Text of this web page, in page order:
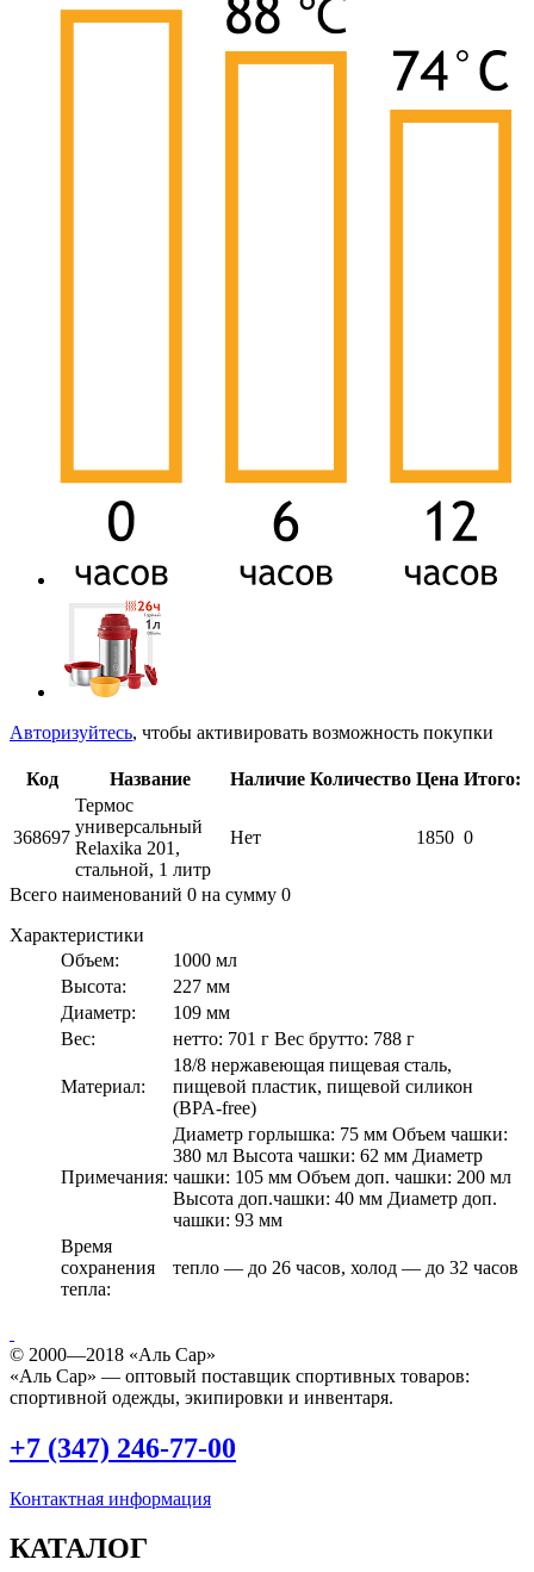
Авторизуйтесь, чтобы активировать возможность покупки
Код Название Наличие Количество Цена Итого:
368697
Термос
универсальный
Relaxika 201,
стальной, 1 литр
Нет 1850 0
Всего наименований 0 на сумму 0
Характеристики
Объем:
1000 мл
Высота:
227 мм
Диаметр:
109 мм
Вес:
нетто: 701 г Вес брутто: 788 г
Материал:
18/8 нержавеющая пищевая сталь,
пищевой пластик, пищевой силикон
(BPA-free)
Примечания:
Диаметр горлышка: 75 мм Объем чашки:
380 мл Высота чашки: 62 мм Диаметр
чашки: 105 мм Объем доп. чашки: 200 мл
Высота доп.чашки: 40 мм Диаметр доп.
чашки: 93 мм
Время
сохранения
тепла:
тепло — до 26 часов, холод — до 32 часов
© 2000—2018 «Аль Сар»
«Аль Сар» — оптовый поставщик спортивных товаров:
спортивной одежды, экипировки и инвентаря.
+7 (347) 246-77-00
Контактная информация
КАТАЛОГ